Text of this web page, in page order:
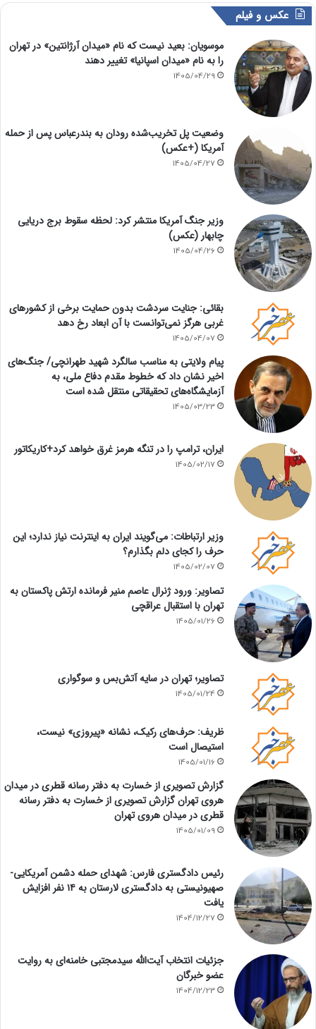
عکس و فیلم
موسویان: بعید نیست که نام «میدان آرژانتین» در تهران
را به نام «میدان اسپانیا» تغییر دهند
1405/04/29
وضعیت پل تخریب‌شده رودان به بندرعباس پس از حمله
آمریکا (+عکس)
1405/04/27
وزیر جنگ آمریکا منتشر کرد: لحظه سقوط برج دریایی
چابهار (عکس)
1405/04/26
بقائی: جنایت سردشت بدون حمایت برخی از کشورهای
غربی هرگز نمی‌توانست با آن ابعاد رخ دهد
1405/04/07
پیام ولایتی به مناسب سالگرد شهید طهرانچی/ جنگ‌های
اخیر نشان داد که خطوط مقدم دفاع ملی، به
آزمایشگاه‌های تحقیقاتی منتقل شده است
1405/03/23
ایران، ترامپ را در تنگه هرمز غرق خواهد کرد+کاریکاتور
1405/02/17
وزیر ارتباطات: می‌گویند ایران به اینترنت نیاز ندارد؛ این
حرف را کجای دلم بگذارم؟
1405/02/07
تصاویر: ورود ژنرال عاصم منیر فرمانده ارتش پاکستان به
تهران با استقبال عراقچی
1405/01/26
تصاویر؛ تهران در سایه آتش‌بس و سوگواری
1405/01/24
ظریف: حرف‌های رکیک، نشانه «پیروزی» نیست،
استیصال است
1405/01/16
گزارش تصویری از خسارت به دفتر رسانه قطری در میدان
هروی تهران گزارش تصویری از خسارت به دفتر رسانه
قطری در میدان هروی تهران
1405/01/09
رئیس دادگستری فارس: شهدای حمله دشمن آمریکایی-
صهیونیستی به دادگستری لارستان به ۱۴ نفر افزایش
یافت
1404/12/27
جزئیات انتخاب آیت‌الله سیدمجتبی خامنه‌ای به روایت
عضو خبرگان
1404/12/23